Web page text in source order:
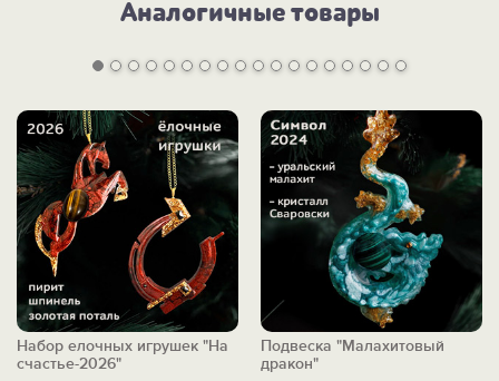
Аналогичные товары
Набор елочных игрушек "На
счастье-2026"
Подвеска "Малахитовый
дракон"